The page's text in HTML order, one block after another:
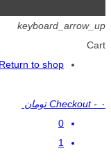
keyboard_arrow_up
Cart
Return to shop
Checkout - ۰ تومان
0
1